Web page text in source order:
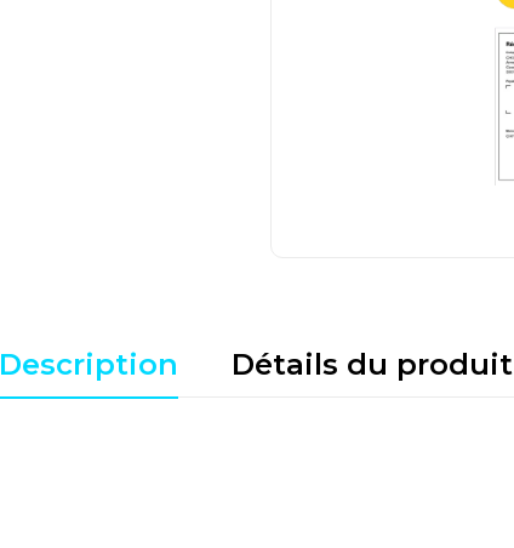
Description Détails du produit